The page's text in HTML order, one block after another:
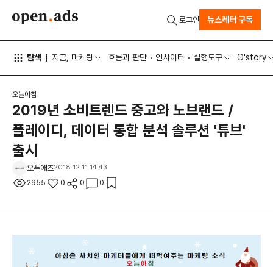
탐색 지금, 마케팅 흐름과 판단 인사이터 실행도구 O'story
로그인 뉴스레터 구독
오늘아침
2019년 소비트렌드 중고와 노브랜드 /
플레이디, 데이터 통합 분석 솔루션 '튜브'
출시
오픈애즈2018.12.11 14:43
2955 0 0 0